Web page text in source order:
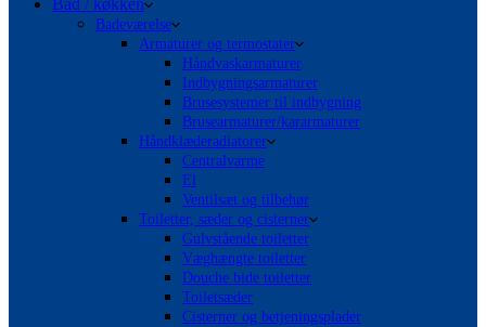
Bad / køkken
Badeværelse
Armaturer og termostater
Håndvaskarmaturer
Indbygningsarmaturer
Brusesystemer til indbygning
Brusearmaturer/kararmaturer
Håndklæderadiatorer
Centralvarme
El
Ventilsæt og tilbehør
Toiletter, sæder og cisterner
Gulvstående toiletter
Væghængte toiletter
Douche bide toiletter
Toiletsæder
Cisterner og betjeningsplader